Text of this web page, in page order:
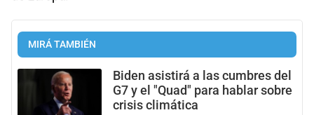
MIRÁ TAMBIÉN
Biden asistirá a las cumbres del
G7 y el "Quad" para hablar sobre
crisis climática